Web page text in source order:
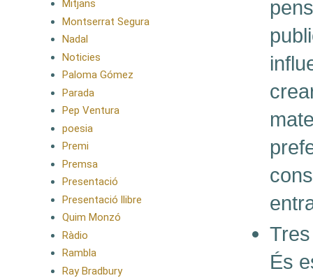
És
Mitjans
Montserrat Segura
Nadal
Noticies
Paloma Gómez
Parada
Pep Ventura
poesia
Premi
Premsa
Presentació
Presentació llibre
Quim Monzó
Ràdio
Rambla
Ray Bradbury